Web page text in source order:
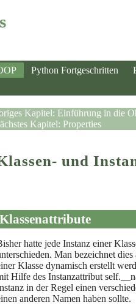
Python Fortgeschritten
Kapitel: Einführung in die
Kapitel: Properties
und
Klassenattribute
hatte jede Instanz einer
Man bezeichnet
Klasse dynamisch erstellt
Hilfe des Instanzattribut
in der Regel einen
anderen Namen haben sollte.